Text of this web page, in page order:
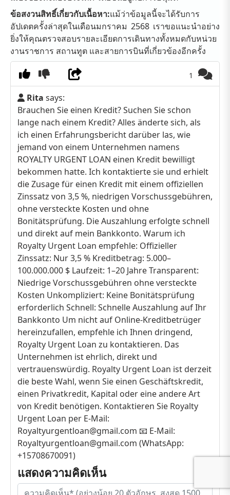
ข้อสงวนสิทธิ์เกี่ยวกับเนื้อหา:แม้ว่าข้อมูลนี้จะได้รับการ
อัปเดตครั้งล่าสุดในเดือนมกราคม 2568 เราขอแนะนำอย่าง
ยิ่งให้คุณตรวจสอบรายละเอียดการเดินทางทั้งหมดกับหน่วย
งานราชการ สถานทูต และสายการบินที่เกี่ยวข้องอีกครั้ง
1
Rita says:
Brauchen Sie einen Kredit? Suchen Sie schon
lange nach einem Kredit? Alles änderte sich, als
ich einen Erfahrungsbericht darüber las, wie
jemand von einem Unternehmen namens
ROYALTY URGENT LOAN einen Kredit bewilligt
bekommen hatte. Ich kontaktierte sie und erhielt
die Zusage für einen Kredit mit einem offiziellen
Zinssatz von 3,5 %, niedrigen Vorschussgebühren,
ohne versteckte Kosten und ohne
Bonitätsprüfung. Die Auszahlung erfolgte schnell
und direkt auf mein Bankkonto. Warum ich
Royalty Urgent Loan empfehle: Offizieller
Zinssatz: Nur 3,5 % Kreditbetrag: 5.000–
100.000.000 $ Laufzeit: 1–20 Jahre Transparent:
Niedrige Vorschussgebühren ohne versteckte
Kosten Unkompliziert: Keine Bonitätsprüfung
erforderlich Schnell: Schnelle Auszahlung auf Ihr
Bankkonto Um nicht auf Online-Kreditbetrüger
hereinzufallen, empfehle ich Ihnen dringend,
Royalty Urgent Loan zu kontaktieren. Das
Unternehmen ist ehrlich, direkt und
vertrauenswürdig. Royalty Urgent Loan ist derzeit
die beste Wahl, wenn Sie einen Geschäftskredit,
einen Privatkredit, Kapital oder eine andere Art
von Kredit benötigen. Kontaktieren Sie Royalty
Urgent Loan per E-Mail:
Royaltyurgentloan@gmail.com 📧 E-Mail:
Royaltyurgentloan@gmail.com (WhatsApp:
+15708670091)
แสดงความคิดเห็น